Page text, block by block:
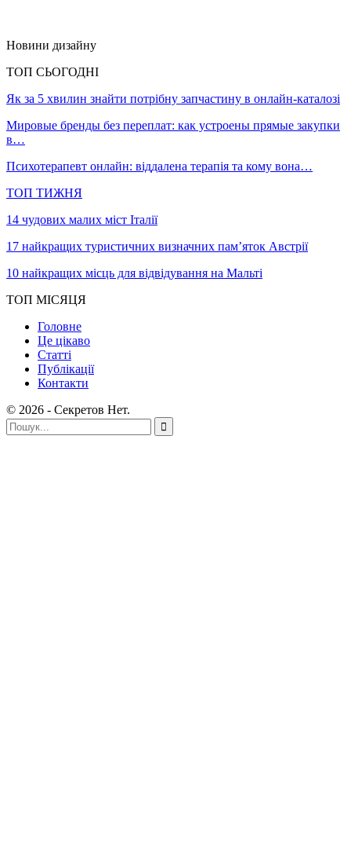
Новини дизайну
ТОП СЬОГОДНІ
Як за 5 хвилин знайти потрібну запчастину в онлайн-каталозі
Мировые бренды без переплат: как устроены прямые закупки
в…
Психотерапевт онлайн: віддалена терапія та кому вона…
ТОП ТИЖНЯ
14 чудових малих міст Італії
17 найкращих туристичних визначних пам’яток Австрії
10 найкращих місць для відвідування на Мальті
ТОП МІСЯЦЯ
Головне
Це цікаво
Статті
Публікації
Контакти
© 2026 - Секретов Нет.